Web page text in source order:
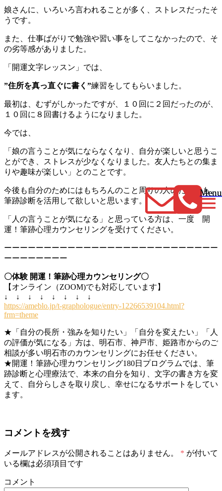
Menu
Menu
娘さんに、いろいろ言われることが多く、ストレスだったそ
うです。
また、仕事ばがりで勉強や習い事をしてこなかったので、そ
の劣等感がありました。
「開運文字レッスン」では、
”住所を真っ直ぐに書く”練習をしてもらいました。
最初は、むずがしかったですが、１０回に２回だったのが、
１０回に８回書けるようになりました。
今では、
「娘の言うことが気にならなくなり、自分が楽しいと思うこ
とができ、ストレスが少なくなりました。友人たちとの集ま
りや趣味が楽しい」とのことです。
今後も自分のためにはもちろんのこと周りの人のためにも、
筆跡診断を活用して欲しいと思います。
「人の言うことが気になる」と思っている方は、一度 開
運！筆跡心理カウンセリングを受けてください。
ーーーーーーーーーーーーーーーーーーーーーーーーーーー
ーーーーーーーー
〇体験 開運！筆跡心理カウンセリング〇
【オンライン（ZOOM)でも対応しています】
↓ ↓ ↓ ↓ ↓ ↓ ↓ ↓
https://ameblo.jp/t-graphologue/entry-12266539104.html?
frm=theme
★「自分の長所・強みを知りたい」「自分を変えたい」「人
の評価が気になる」方は、明石市、神戸市、姫路市からのご
相談が多い明石市のカウンセリングにお任せください。
★開運！筆跡心理カウンセリング180日プログラムでは、筆
跡診断と心理療法で、本来の自分を知り、文字の書き方を変
えて、自分らしさを取り戻し、幸せになるサポートをしてい
ます。
コメントを残す
メールアドレスが公開されることはありません。 * が付いて
いる欄は必須項目です
コメント